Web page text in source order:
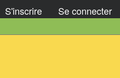
S'inscrire Se connecter